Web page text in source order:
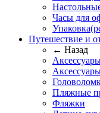
Часы для
Путешествие и
← Назад
Пляжные
Фляжки